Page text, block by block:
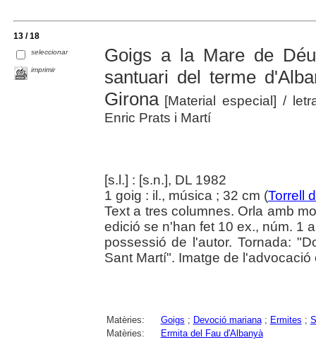
13 / 18
seleccionar
imprimir
Goigs a la Mare de
santuari del terme
Girona[Material especial]/
Enric Prats i Martí
[s.l.] : [s.n.], DL 1982
1 goig : il., música ; 32 cm (Torrell
Text a tres columnes. Orla amb
edició se n'han fet 10 ex., núm. 1
possessió de l'autor. Tornada:
Sant Martí". Imatge de
Matèries: Goigs ; Devoció mariana; Ermites ;
Matèries:
Ermita del Fau d'Albanyà